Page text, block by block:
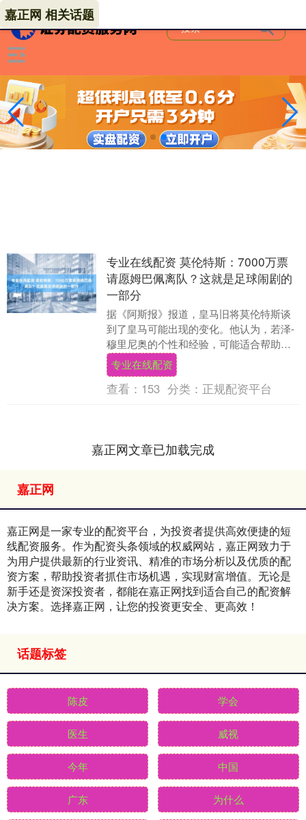
嘉正网 相关话题
专业在线配资 莫伦特斯：7000万票
请愿姆巴佩离队？这就是足球闹剧的
一部分
据《阿斯报》报道，皇马旧将莫伦特斯谈
到了皇马可能出现的变化。他认为，若泽-
穆里尼奥的个性和经验，可能适合帮助皇
马稳定局面，但他原本更希望劳尔成为选
择。 莫伦特斯....
专业在线配资
查看： 153 分类： 正规配资平台
嘉正网文章已加载完成
嘉正网
嘉正网是一家专业的配资平台，为投资者提供高效便捷的短
线配资服务。作为配资头条领域的权威网站，嘉正网致力于
为用户提供最新的行业资讯、精准的市场分析以及优质的配
资方案，帮助投资者抓住市场机遇，实现财富增值。无论是
新手还是资深投资者，都能在嘉正网找到适合自己的配资解
决方案。选择嘉正网，让您的投资更安全、更高效！
话题标签
陈皮 学会
医生 威视
今年 中国
广东 为什么